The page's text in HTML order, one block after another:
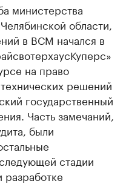
министерства
области,
в ВСМ начался в
на право
решений
государственный
Часть замечаний,
были
стадии